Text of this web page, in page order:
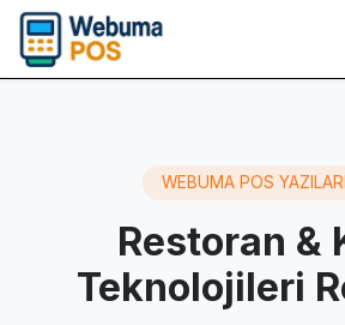
WEBUMA POS
Restoran &
Teknolojileri